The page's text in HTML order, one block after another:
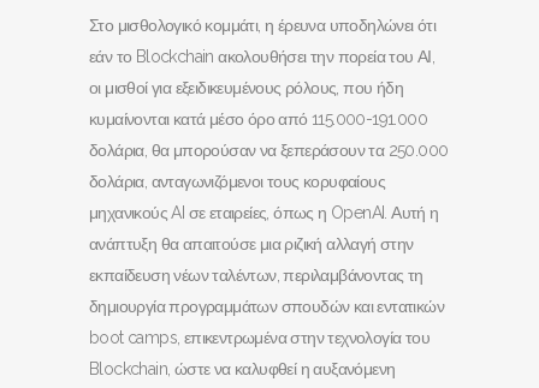
Στο μισθολογικό κομμάτι, η έρευνα υποδηλώνει ότι
εάν το Blockchain ακολουθήσει την πορεία του ΑΙ,
οι μισθοί για εξειδικευμένους ρόλους, που ήδη
κυμαίνονται κατά μέσο όρο από 115.000-191.000
δολάρια, θα μπορούσαν να ξεπεράσουν τα 250.000
δολάρια, ανταγωνιζόμενοι τους κορυφαίους
μηχανικούς AI σε εταιρείες, όπως η OpenAI. Αυτή η
ανάπτυξη θα απαιτούσε μια ριζική αλλαγή στην
εκπαίδευση νέων ταλέντων, περιλαμβάνοντας τη
δημιουργία προγραμμάτων σπουδών και εντατικών
boot camps, επικεντρωμένα στην τεχνολογία του
Blockchain, ώστε να καλυφθεί η αυξανόμενη